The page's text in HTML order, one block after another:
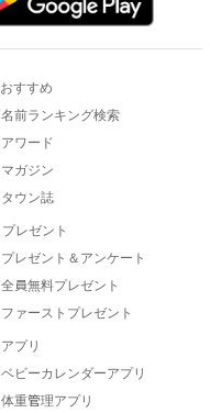
おすすめ
名前ランキング検索
アワード
マガジン
タウン誌
プレゼント
プレゼント＆アンケート
全員無料プレゼント
ファーストプレゼント
アプリ
ベビーカレンダーアプリ
体重管理アプリ